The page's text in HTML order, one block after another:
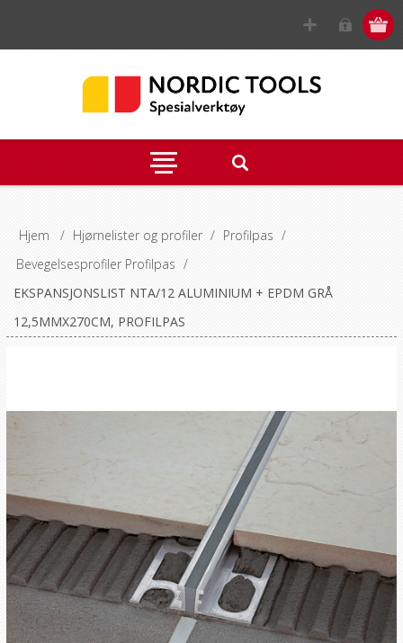
Hjem / Hjørnelister og profiler / Profilpas /
Bevegelsesprofiler Profilpas /
EKSPANSJONSLIST NTA/12 ALUMINIUM + EPDM GRÅ
12,5MMX270CM, PROFILPAS